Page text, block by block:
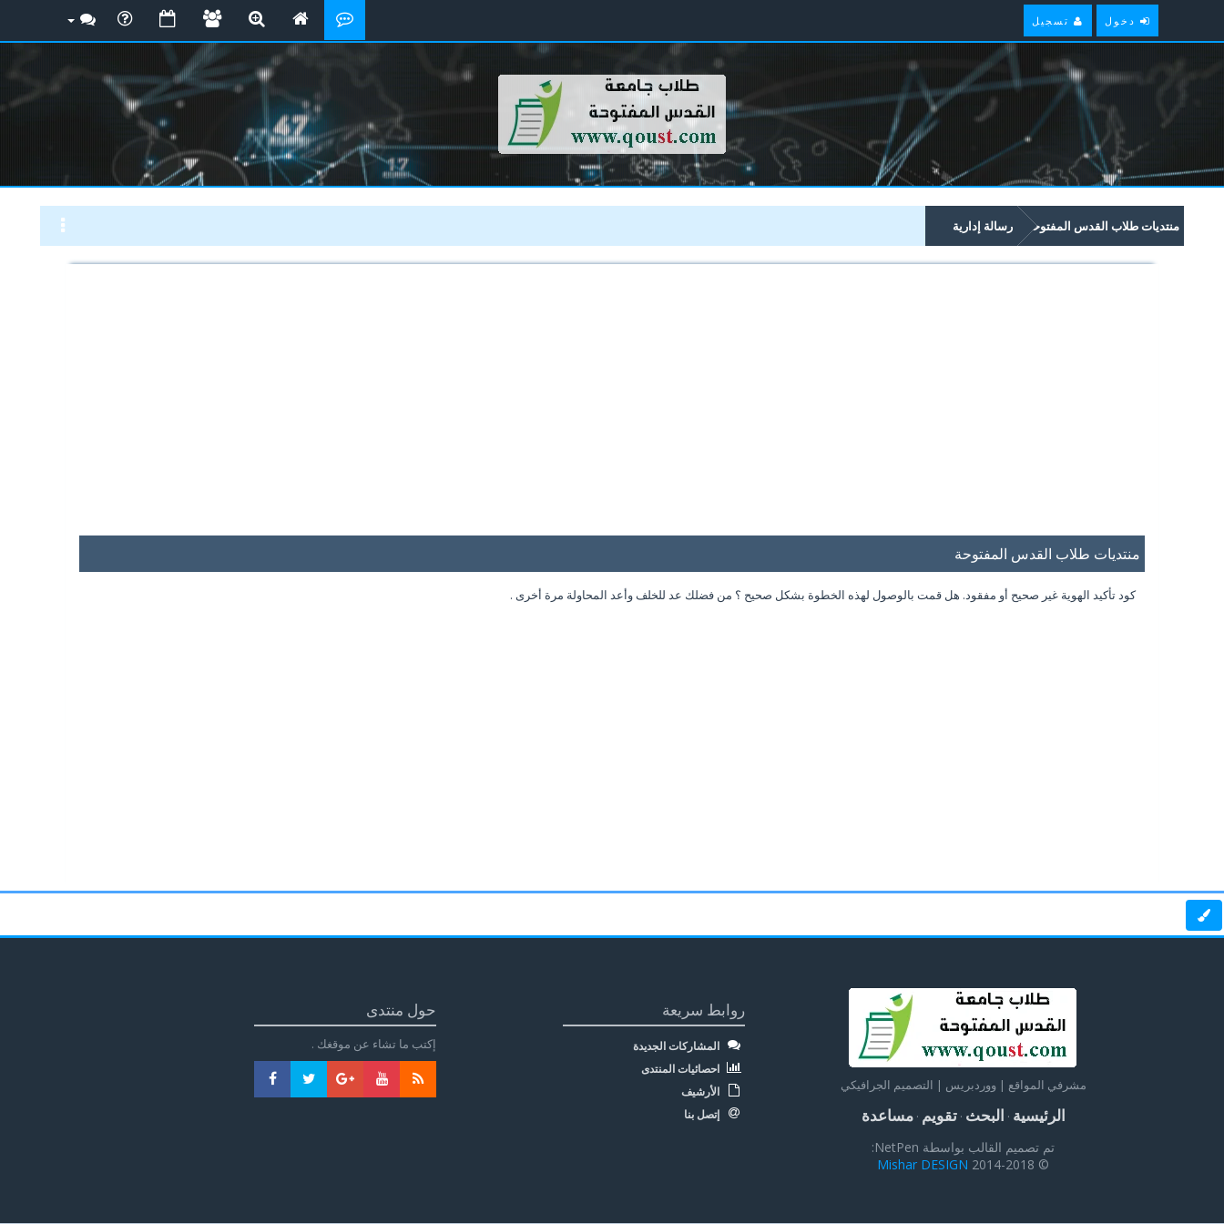
دخول تسجيل
منتديات طلاب القدس المفتوحة رسالة إدارية
منتديات طلاب القدس المفتوحة
كود تأكيد الهوية غير صحيح أو مفقود. هل قمت بالوصول لهذه الخطوة بشكل صحيح ؟ من فضلك عد للخلف وأعد المحاولة مرة أخرى .
مشرفي المواقع | ووردبريس | التصميم الجرافيكي
الرئيسية · البحث ·تقويم ·مساعدة
تم تصميم القالب بواسطة NetPen:
© 2014-2018
روابط سريعة
المشاركات الجديدة
احصائيات المنتدى
الأرشيف
إتصل بنا
حول منتدى
إكتب ما تشاء عن موقغك .